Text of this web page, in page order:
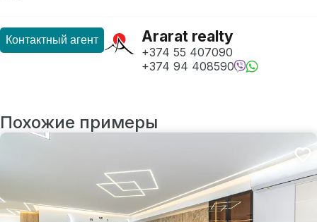
Контактный агент Ararat realty
+374 55 407090
+374 94 408590
Похожие примеры